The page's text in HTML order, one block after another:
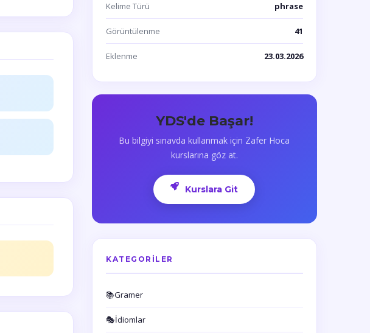
Kelime Türü phrase
Görüntülenme 41
Eklenme 23.03.2026
YDS'de Başar!
Bu bilgiyi sınavda kullanmak için Zafer Hoca
kurslarına göz at.
Kurslara Git
KATEGORILER
📚Gramer
🎭İdiomlar